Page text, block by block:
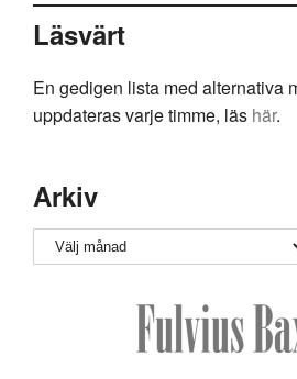
Läsvärt
En gedigen lista med alternativa
uppdateras varje timme, läs här.
Arkiv
Arkiv